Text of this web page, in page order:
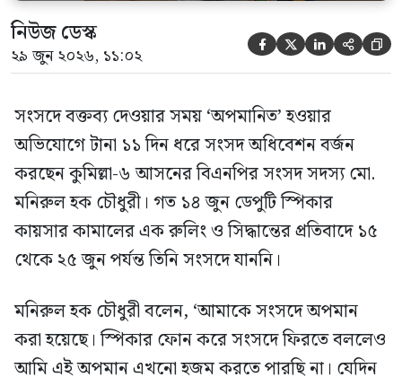
নিউজ ডেস্ক
২৯ জুন ২০২৬, ১১:০২     
সংসদে বক্তব্য দেওয়ার সময় ‘অপমানিত’ হওয়ার
অভিযোগে টানা ১১ দিন ধরে সংসদ অধিবেশন বর্জন
করছেন কুমিল্লা-৬ আসনের বিএনপির সংসদ সদস্য মো.
মনিরুল হক চৌধুরী। গত ১৪ জুন ডেপুটি স্পিকার
কায়সার কামালের এক রুলিং ও সিদ্ধান্তের প্রতিবাদে ১৫
থেকে ২৫ জুন পর্যন্ত তিনি সংসদে যাননি।
মনিরুল হক চৌধুরী বলেন, ‘আমাকে সংসদে অপমান
করা হয়েছে। স্পিকার ফোন করে সংসদে ফিরতে বললেও
আমি এই অপমান এখনো হজম করতে পারছি না। যেদিন